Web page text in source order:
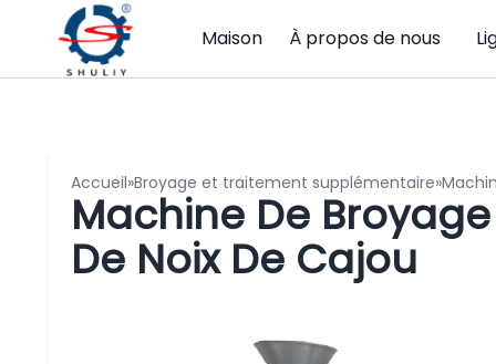
Maison À propos de nous
Accueil»Broyage et traitement supplémentaire»
Machine De
De Noix De Cajou